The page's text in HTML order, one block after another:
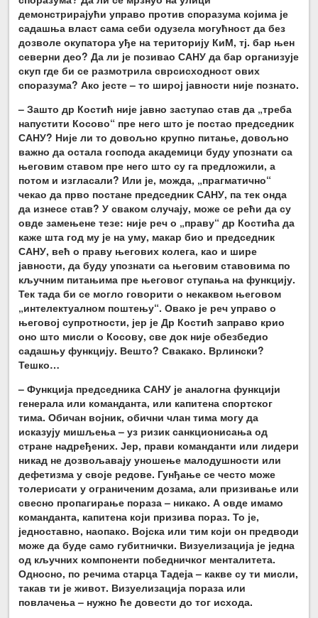
демонстрирајући управо против споразума којима је
садашња власт сама себи одузела могућност да без
дозволе окупатора уђе на територију КиМ, тј. бар њен
северни део? Да ли је позивао САНУ да бар организује
скуп где би се размотрила сврсисходност ових
споразума? Ако јесте – то широј јавности није познато.
– Зашто др Костић није јавно заступао став да „треба
напустити Косово“ пре него што је постао председник
САНУ? Није ли то довољно крупно питање, довољно
важно да остала господа академици буду упознати са
његовим ставом пре него што су га предложили, а
потом и изгласали? Или је, можда, „прагматично“
чекао да прво постане председник САНУ, па тек онда
да изнесе став? У сваком случају, може се рећи да су
овде замењене тезе: није реч о „праву“ др Костића да
каже шта год му је на уму, макар био и председник
САНУ, већ о праву његових колега, као и шире
јавности, да буду упознати са његовим ставовима по
кључним питањима пре његовог ступања на функцију.
Тек тада би се могло говорити о некаквом његовом
„интелектуалном поштењу“. Овако је реч управо о
његовој супротности, јер је Др Костић заправо крио
оно што мисли о Косову, све док није обезбедио
садашњу функцију. Вешто? Свакако. Врлински?
Тешко…
– Функција председника САНУ је аналогна функцији
генерала или команданта, или капитена спортског
тима. Обичан војник, обични члан тима могу да
исказују мишљења – уз ризик санкционисања од
стране надређених. Јер, прави команданти или лидери
никад не дозвољавају уношење малодушности или
дефетизма у своје редове. Гунђање се често може
толерисати у ограниченим дозама, али призивање или
свесно пропагирање пораза – никако. А овде имамо
команданта, капитена који призива пораз. То је,
једноставно, наопако. Војска или тим који он предводи
може да буде само губитнички. Визуелизација је једна
од кључних компоненти победничког менталитета.
Односно, по речима старца Тадеја – какве су ти мисли,
такав ти је живот. Визуелизација пораза или
повлачења – нужно ће довести до тог исхода.